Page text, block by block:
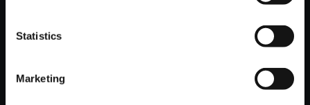
Statistics
Marketing
おすすめ商品